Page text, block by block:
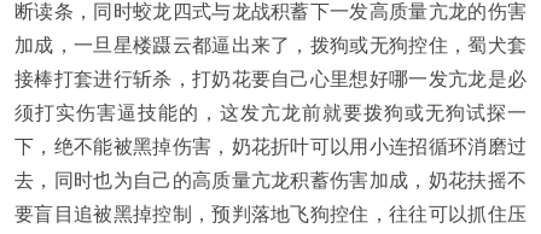
断读条，同时蛟龙四式与龙战积蓄下一发高质量亢龙的伤害
加成，一旦星楼蹑云都逼出来了，拨狗或无狗控住，蜀犬套
接棒打套进行斩杀，打奶花要自己心里想好哪一发亢龙是必
须打实伤害逼技能的，这发亢龙前就要拨狗或无狗试探一
下，绝不能被黑掉伤害，奶花折叶可以用小连招循环消磨过
去，同时也为自己的高质量亢龙积蓄伤害加成，奶花扶摇不
要盲目追被黑掉控制，预判落地飞狗控住，往往可以抓住压